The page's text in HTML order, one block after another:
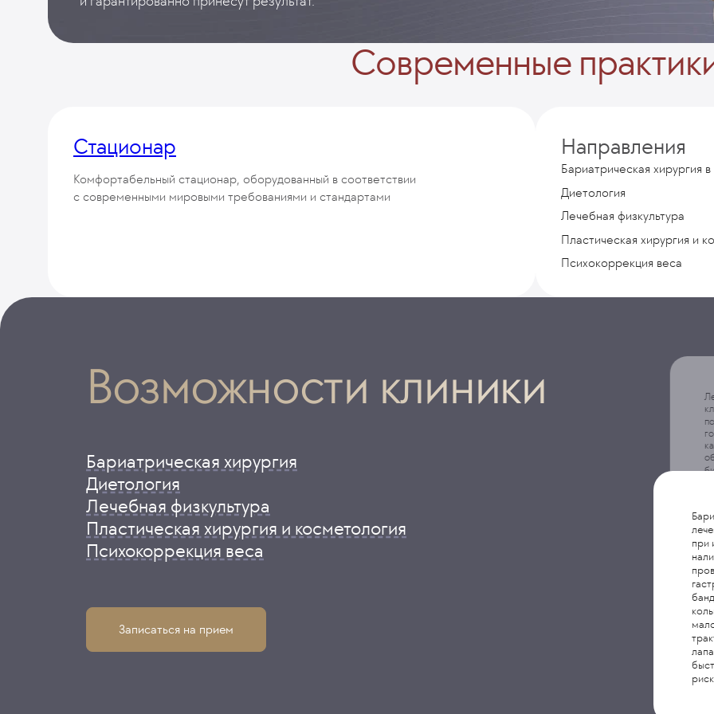
Современные
Стационар
Комфортабельный стационар, оборудованный в соответствии
с современными мировыми требованиями и стандартами
Направления
Бариатрическая хирургия
Диетология
Лечебная физкультура
Пластическая хирургия и
Психокоррекция веса
Возможности клиники
Бариатрическая хирургия
Диетология
Лечебная физкультура
Пластическая хирургия и косметология
Психокоррекция веса
Записаться на прием
и
при